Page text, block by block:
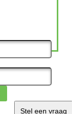
Stel een vraag